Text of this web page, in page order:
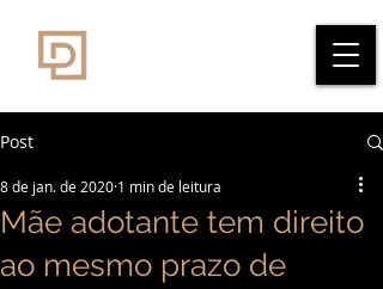
Post
Mãe adotante tem direito
ao mesmo prazo de
8 de jan. de 2020 1 min de leitura